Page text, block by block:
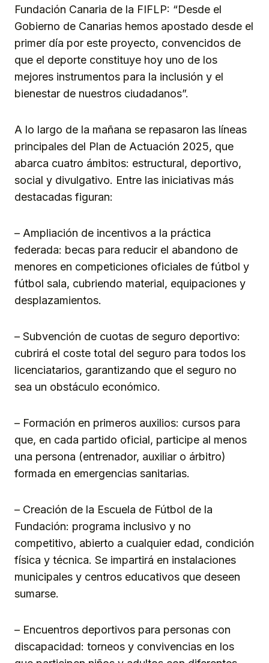
Fundación Canaria de la FIFLP: “Desde el
Gobierno de Canarias hemos apostado desde el
primer día por este proyecto, convencidos de
que el deporte constituye hoy uno de los
mejores instrumentos para la inclusión y el
bienestar de nuestros ciudadanos”.
A lo largo de la mañana se repasaron las líneas
principales del Plan de Actuación 2025, que
abarca cuatro ámbitos: estructural, deportivo,
social y divulgativo. Entre las iniciativas más
destacadas figuran:
– Ampliación de incentivos a la práctica
federada: becas para reducir el abandono de
menores en competiciones oficiales de fútbol y
fútbol sala, cubriendo material, equipaciones y
desplazamientos.
– Subvención de cuotas de seguro deportivo:
cubrirá el coste total del seguro para todos los
licenciatarios, garantizando que el seguro no
sea un obstáculo económico.
– Formación en primeros auxilios: cursos para
que, en cada partido oficial, participe al menos
una persona (entrenador, auxiliar o árbitro)
formada en emergencias sanitarias.
– Creación de la Escuela de Fútbol de la
Fundación: programa inclusivo y no
competitivo, abierto a cualquier edad, condición
física y técnica. Se impartirá en instalaciones
municipales y centros educativos que deseen
sumarse.
– Encuentros deportivos para personas con
discapacidad: torneos y convivencias en los